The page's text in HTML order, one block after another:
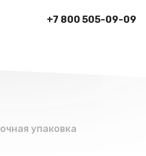
+7 800 505-09-09
упаковка